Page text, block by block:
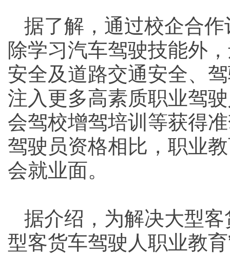
据了解，通过校企合
除学习汽车驾驶技能外
安全及道路交通安全、
注入更多高素质职业驾
会驾校增驾培训等获得
驾驶员资格相比，职业
会就业面。
据介绍，为解决大型
型客货车驾驶人职业教